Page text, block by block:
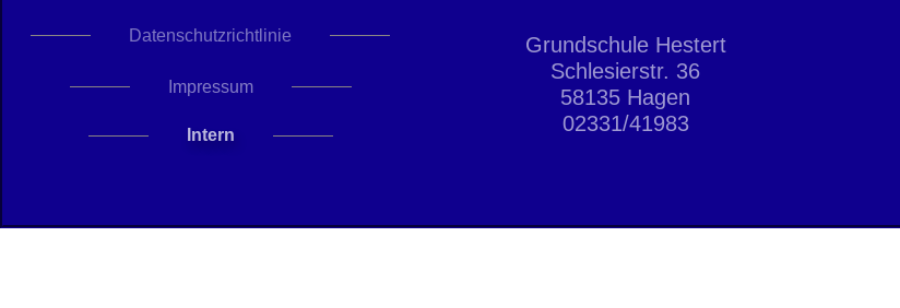
Datenschutzrichtlinie
Impressum
Intern
Grundschule Hestert
Schlesierstr. 36
58135 Hagen
02331/41983